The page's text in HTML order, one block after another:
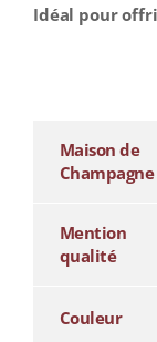
Idéal pour
Maison de
Champagne
Mention
qualité
Couleur